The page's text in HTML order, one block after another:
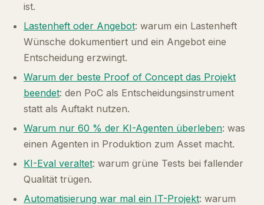
ist.
Lastenheft oder Angebot: warum ein Lastenheft
Wünsche dokumentiert und ein Angebot eine
Entscheidung erzwingt.
Warum der beste Proof of Concept das Projekt
beendet: den PoC als Entscheidungsinstrument
statt als Auftakt nutzen.
Warum nur 60 % der KI-Agenten überleben: was
einen Agenten in Produktion zum Asset macht.
KI-Eval veraltet: warum grüne Tests bei fallender
Qualität trügen.
Automatisierung war mal ein IT-Projekt: warum